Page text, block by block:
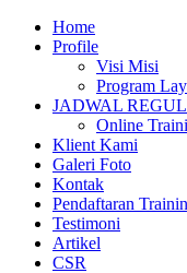
Home
Profile
Visi Misi
Program
JADWAL
Online
Klient Kami
Galeri Foto
Kontak
Pendaftaran
Testimoni
Artikel
CSR